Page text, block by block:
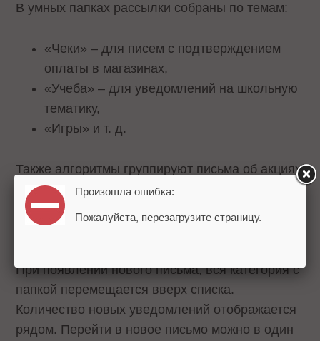
В умных папках рассылки собраны по темам:
«Чеки» – для писем с подтверждением
оплаты в магазинах,
«Учеба» – для уведомлений на школьную
тематику,
«Игры» и т. д.
Также алгоритмы группируют письма об акциях
и скидках, уведомления из соцсетей, письма
себе, сообщения от государственных сервисов
и новостные дайджесты.
При появлении нового письма, вся категория с
папкой перемещается вверх списка.
Количество новых уведомлений отображается
рядом. Перейти в новое письмо можно в один
Произошла ошибка:
Пожалуйста, перезагрузите страницу.